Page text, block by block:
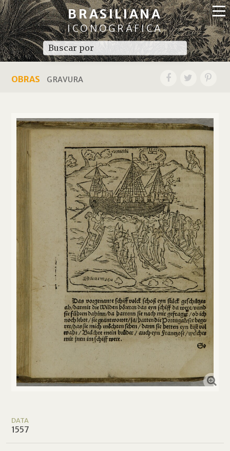
BRASILIANA
ICONOGRÁFICA
OBRAS GRAVURA
DATA
1557